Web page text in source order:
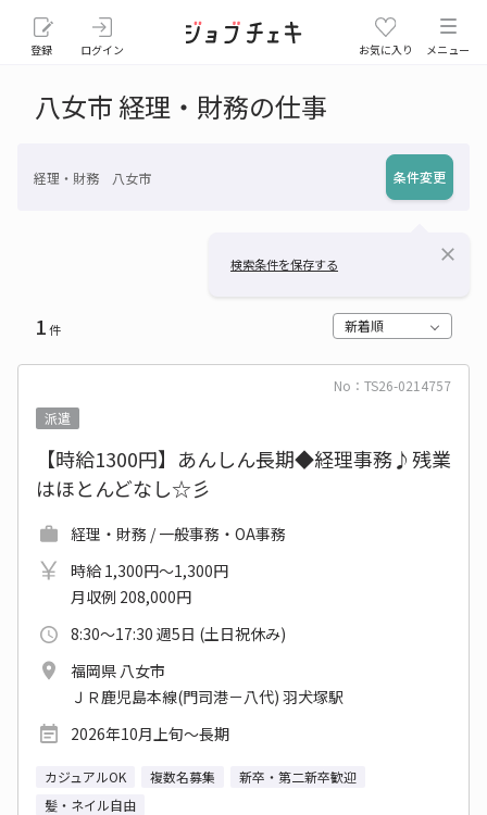
登録 ログイン お気に入り メニュー
八女市 経理・財務の仕事
経理・財務 八女市 条件変更
検索条件を保存する close
1件 新着順
No：TS26-0214757
派遣
【時給1300円】あんしん長期◆経理事務♪残業
はほとんどなし☆彡
経理・財務 / 一般事務・OA事務
時給 1,300円～1,300円
月収例 208,000円
8:30～17:30 週5日 (土日祝休み)
福岡県 八女市
ＪＲ鹿児島本線(門司港－八代) 羽犬塚駅
2026年10月上旬～長期
カジュアルOK 複数名募集
新卒・第二新卒歓迎
髪・ネイル自由